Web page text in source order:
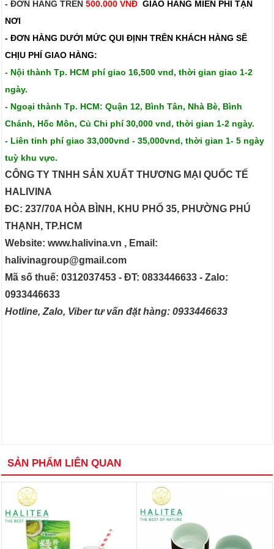
- ĐƠN HÀNG TRÊN500.000 VNĐ GIAO HÀNG MIỄN PHÍ TẬN
NƠI
- ĐƠN HÀNG DƯỚI MỨC QUI ĐỊNH TRÊN KHÁCH HÀNG SẼ
CHỊU PHÍ GIAO HÀNG:
- Nội thành Tp. HCM phí giao 16,500 vnd, thời gian giao 1-2
ngày.
- Ngoại thành Tp. HCM: Quận 12, Bình Tân, Nhà Bè, Bình
Chánh, Hốc Môn, Củ Chi phí 30,000 vnd, thời gian 1-2 ngày.
- Liên tỉnh phí giao 33,000vnd - 35,000vnd, thời gian 1- 5 ngày
tuỳ khu vực.
CÔNG TY TNHH SẢN XUẤT THƯƠNG MẠI QUỐC TẾ
HALIVINA
ĐC: 237/70A HÒA BÌNH, KHU PHỐ 35, PHƯỜNG PHÚ
THẠNH, TP.HCM
Website: www.halivina.vn , Email:
halivinagroup@gmail.com
Mã số thuế: 0312037453 - ĐT: 0833446633 - Zalo:
0933446633
Hotline, Zalo, Viber tư vấn đặt hàng: 0933446633
SẢN PHẨM LIÊN QUAN